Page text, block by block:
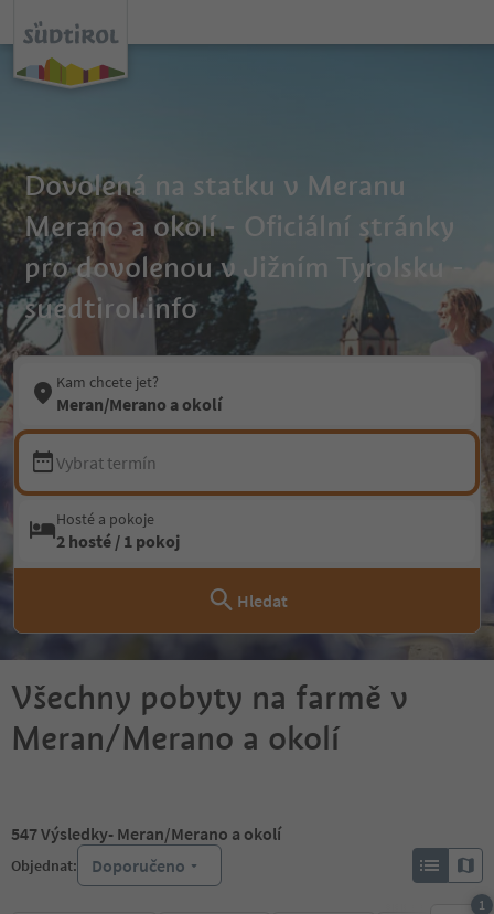
Dovolená na statku v Meranu
Merano a okolí - Oficiální stránky
pro dovolenou v Jižním Tyrolsku -
suedtirol.info
Kam chcete jet?
Meran/Merano a okolí
Vybrat termín
Hosté a pokoje
2 hosté / 1 pokoj
Hledat
Všechny pobyty na farmě v
Meran/Merano a okolí
547Výsledky- Meran/Merano a okolí
Objednat: Doporučeno
1